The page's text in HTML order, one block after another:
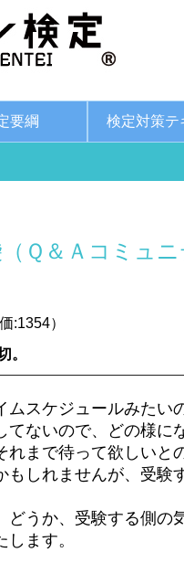
要綱 検定対策テ
Ｑ＆Ａコミュ
:1354）
。
ムスケジュールみたい
てないので、どの様に
れまで待って欲しいと
もしれませんが、受験
どうか、受験する側の
ます。